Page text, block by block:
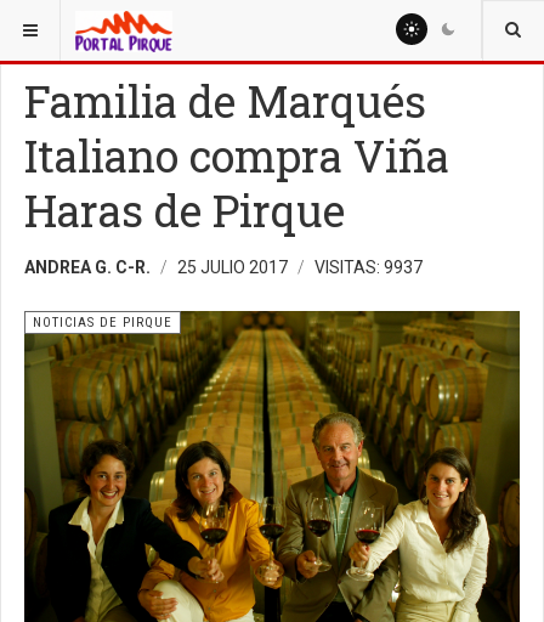
ESTÁ AQUÍ: NOTICIAS
Familia de Marqués
Italiano compra Viña
Haras de Pirque
ANDREA G. C-R. 25 JULIO 2017 VISITAS: 9937
NOTICIAS DE PIRQUE